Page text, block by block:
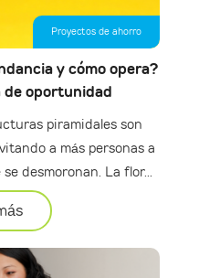
Proyectos de ahorro
y cómo opera?
de oportunidad
piramidales son
a más personas a
desmoronan. La flor...